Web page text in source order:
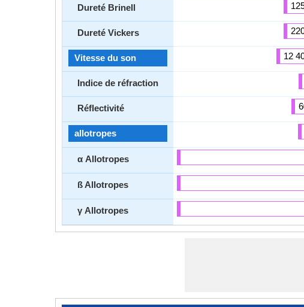
Dureté Brinell
Dureté Vickers
Vitesse du son
Indice de réfraction
Réflectivité
allotropes
α Allotropes
ß Allotropes
γ Allotropes
12